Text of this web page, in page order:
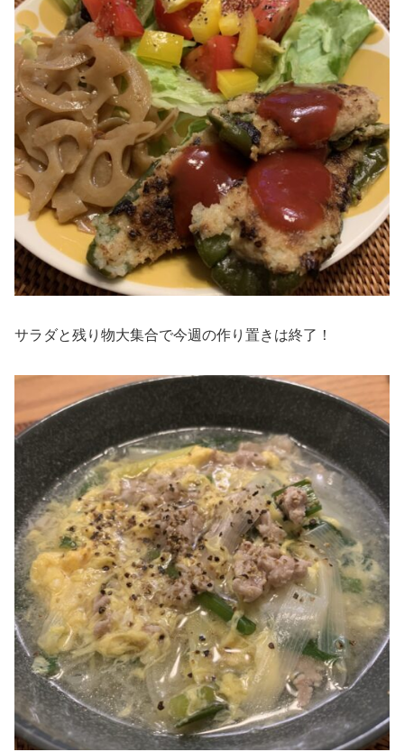
サラダと残り物大集合で今週の作り置きは終了！